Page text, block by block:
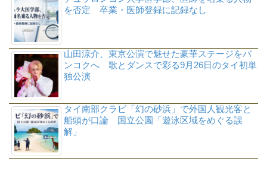
を否定 卒業・医師登録に記録なし
山田涼介、東京公演で魅せた豪華ステージをバ
ンコクへ 歌とダンスで彩る9月26日のタイ初単
独公演
タイ南部クラビ「幻の砂浜」で外国人観光客と
船頭が口論 国立公園「遊泳区域をめぐる誤
解」